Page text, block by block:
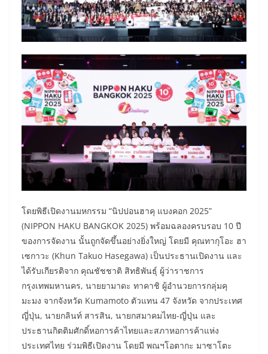
โดยพิธีเปิดงานมหกรรม “นิปปอนฮาคุ แบงคอก 2025”
(NIPPON HAKU BANGKOK 2025) พร้อมฉลองครบรอบ 10 ปี
ของการจัดงาน นั้นถูกจัดขึ้นอย่างยิ่งใหญ่ โดยมี คุณทากุโอะ ฮา
เซกาวะ (Khun Takuo Hasegawa) เป็นประธานเปิดงาน และ
ได้รับเกียรติจาก คุณชัชชาติ สิทธิพันธุ์ ผู้ว่าราชการ
กรุงเทพมหานคร, นายยามาดะ ทาคาชิ ผู้อำนวยการกลุ่มคุ
มะมง จากจังหวัด Kumamoto ตัวแทน 47 จังหวัด จากประเทศ
ญี่ปุ่น, นายกลินท์ สารสิน, นายกสมาคมไทย-ญี่ปุ่น และ
ประธานกิตติมศักดิ์หอการค้าไทยและสภาหอการค้าแห่ง
ประเทศไทย ร่วมพิธีเปิดงาน โดยมี พณฯโอตากะ มาซาโตะ